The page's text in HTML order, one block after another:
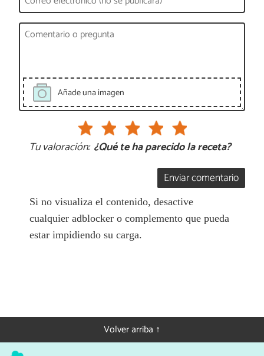
Añade una imagen
Tu valoración: ¿Qué te ha parecido la receta?
Enviar comentario
Si no visualiza el contenido, desactive
cualquier adblocker o complemento que pueda
estar impidiendo su carga.
Volver arriba ↑